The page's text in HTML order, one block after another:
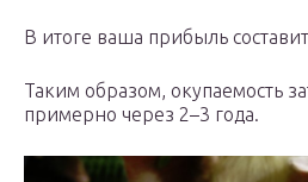
В итоге ваша прибыль
Таким образом, окупаемость
примерно через 2–3 года.